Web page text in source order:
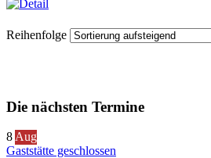
Reihenfolge
Die nächsten Termine
8Aug
Gaststätte geschlossen